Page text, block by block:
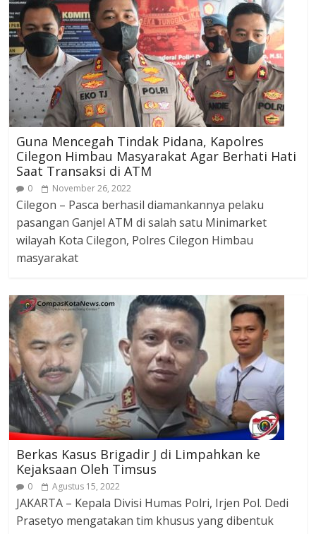
Guna Mencegah Tindak Pidana, Kapolres
Cilegon Himbau Masyarakat Agar Berhati Hati
Saat Transaksi di ATM
0 November 26, 2022
Cilegon – Pasca berhasil diamankannya pelaku
pasangan Ganjel ATM di salah satu Minimarket
wilayah Kota Cilegon, Polres Cilegon Himbau
masyarakat
Berkas Kasus Brigadir J di Limpahkan ke
Kejaksaan Oleh Timsus
0 Agustus 15, 2022
JAKARTA – Kepala Divisi Humas Polri, Irjen Pol. Dedi
Prasetyo mengatakan tim khusus yang dibentuk